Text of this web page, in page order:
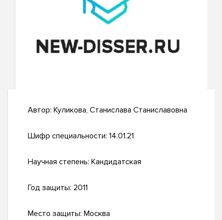
Автор: Куликова, Станислава Станиславовна
Шифр специальности: 14.01.21
Научная степень: Кандидатская
Год защиты: 2011
Место защиты: Москва